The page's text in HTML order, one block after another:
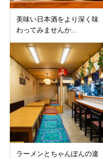
美味い日本酒をより深く味
わってみませんか...
ラーメンとちゃんぽんの違